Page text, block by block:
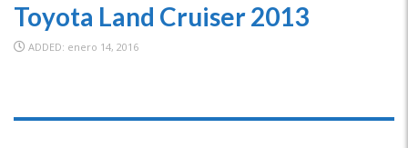
Toyota Land Cruiser 2013
ADDED: enero 14, 2016
SPECIAL